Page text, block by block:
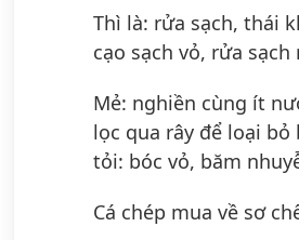
Thì là: rửa sạch, thái
cạo sạch vỏ, rửa
Mẻ: nghiền cùng ít
lọc qua rây để loại bỏ
tỏi: bóc vỏ, băm
Cá chép mua về sơ